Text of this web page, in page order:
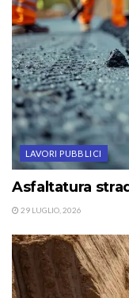
LAVORI PUBBLICI
Asfaltatura
29 LUGLIO, 2026